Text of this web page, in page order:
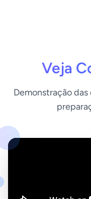
Veja
Demonstração